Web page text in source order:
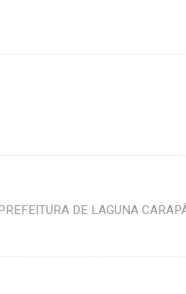
DE LAGUNA